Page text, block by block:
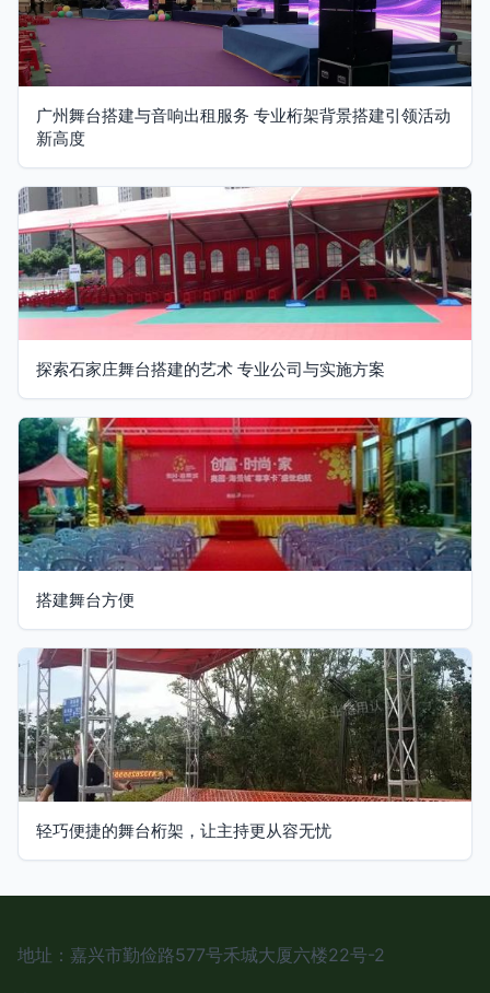
广州舞台搭建与音响出租服务 专业桁架背景搭建引领活动
新高度
探索石家庄舞台搭建的艺术 专业公司与实施方案
搭建舞台方便
轻巧便捷的舞台桁架，让主持更从容无忧
地址：嘉兴市勤俭路577号禾城大厦六楼22号-2